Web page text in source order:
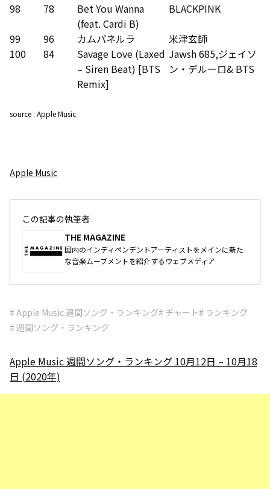
98
78
Bet You Wanna
(feat. Cardi B)
BLACKPINK
99 96 カムパネルラ
米津玄師
100
84
Savage Love (Laxed
– Siren Beat) [BTS
Remix]
Jawsh 685,ジェイソ
ン・デルーロ& BTS
source : Apple Music
Apple Music
この記事の執筆者
THE MAGAZINE
国内のインディペンデントアーティストをメインに新た
な音楽ムーブメントを紹介するウェブメディア
# Apple Music 週間ソング・ランキング# チャート# ランキング
# 週間ソング・ランキング
Apple Music 週間ソング・ランキング 10月12日 – 10月18
日 (2020年)